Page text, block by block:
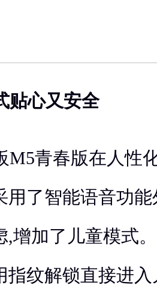
贴心又安全
M5青春版在人性
用了智能语音功
,增加了儿童模式
指纹解锁直接进